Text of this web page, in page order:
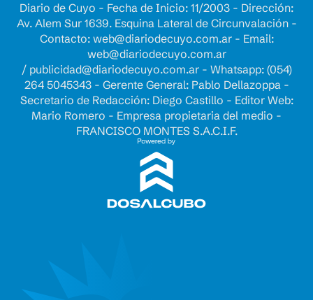
Diario de Cuyo - Fecha de Inicio: 11/2003 - Dirección:
Av. Alem Sur 1639. Esquina Lateral de Circunvalación -
Contacto: web@diariodecuyo.com.ar- Email:
web@diariodecuyo.com.ar
/ publicidad@diariodecuyo.com.ar- Whatsapp: (054)
264 5045343 - Gerente General: Pablo Dellazoppa -
Secretario de Redacción: Diego Castillo - Editor Web:
Mario Romero - Empresa propietaria del medio -
FRANCISCO MONTES S.A.C.I.F.